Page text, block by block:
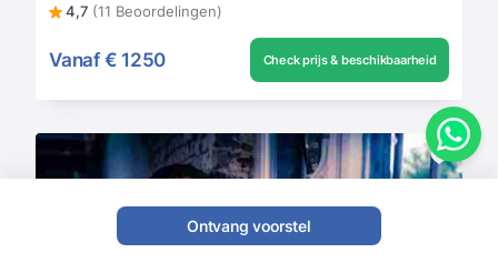
4,7 (11 Beoordelingen)
Vanaf € 1250 Check prijs & beschikbaarheid
Ontvang voorstel